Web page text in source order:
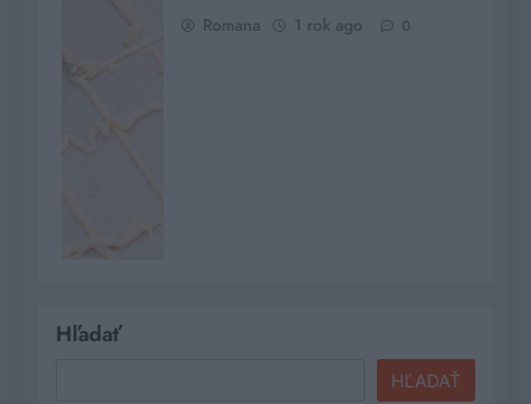
Romana 1 rok ago 0
Hľadať
HĽADAŤ